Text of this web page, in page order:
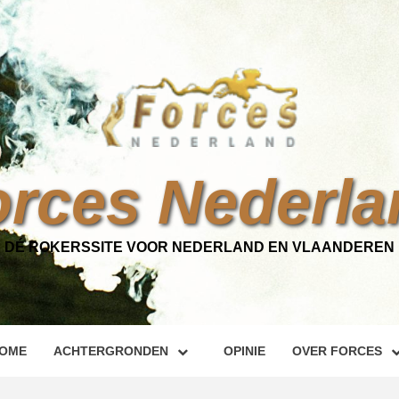
DÉ ROKERSSITE VOOR NEDERLAND EN VLAANDEREN
ACHTERGRONDEN OPINIE OVER FORCES